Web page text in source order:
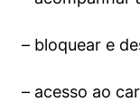
– bloquear e
– acesso ao